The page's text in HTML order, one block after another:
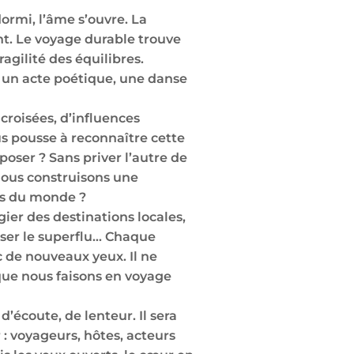
l’âme s’ouvre. La
Le voyage durable trouve
des équilibres.
acte poétique, une danse
d’influences
pousse à reconnaître cette
? Sans priver l’autre de
construisons une
du monde ?
des destinations locales,
le superflu… Chaque
nouveaux yeux. Il ne
nous faisons en voyage
de lenteur. Il sera
voyageurs, hôtes, acteurs